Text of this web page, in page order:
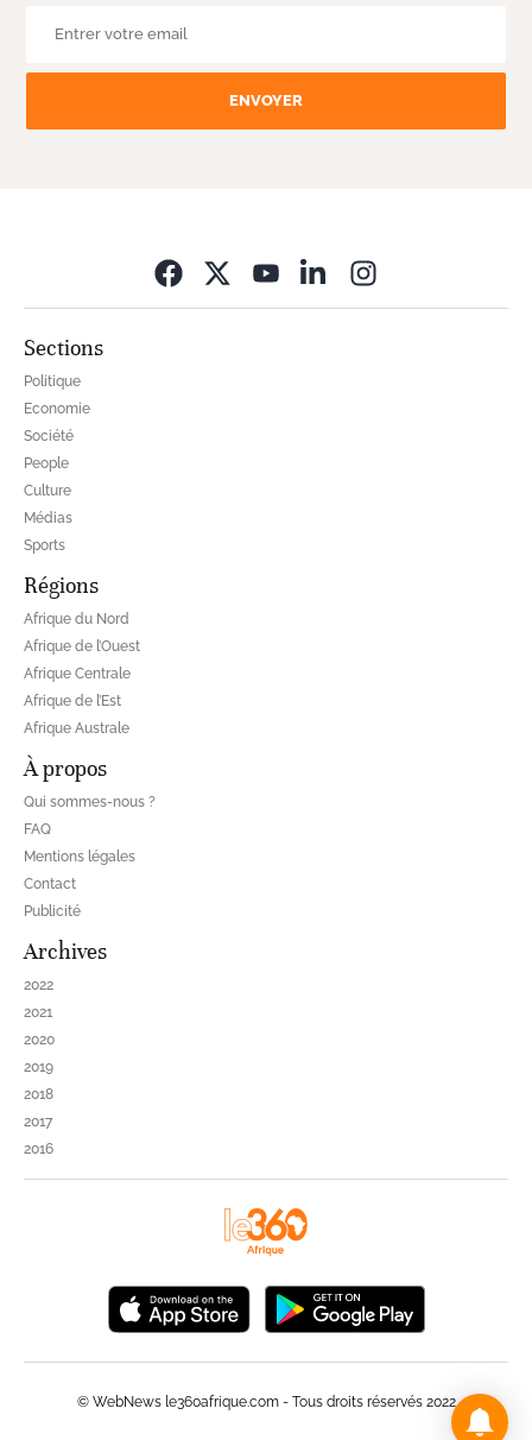
ENVOYER
Sections
Politique
Economie
Société
People
Culture
Médias
Sports
Régions
Afrique du Nord
Afrique de l’Ouest
Afrique Centrale
Afrique de l’Est
Afrique Australe
À propos
Qui sommes-nous ?
FAQ
Mentions légales
Contact
Publicité
Archives
2022
2021
2020
2019
2018
2017
2016
© WebNews le360afrique.com - Tous droits réservés 2022